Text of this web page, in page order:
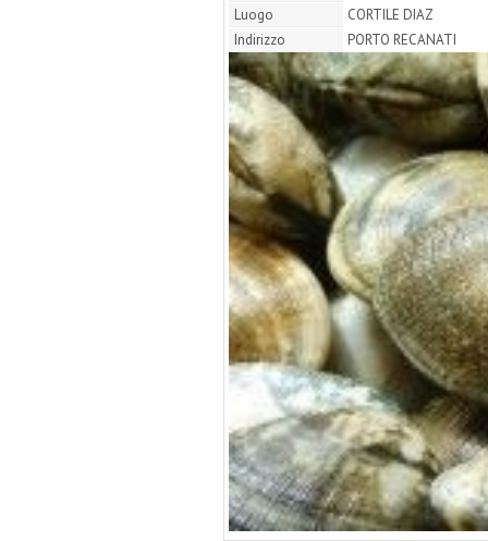
Luogo
CORTILE DIAZ
Indirizzo
PORTO RECANATI